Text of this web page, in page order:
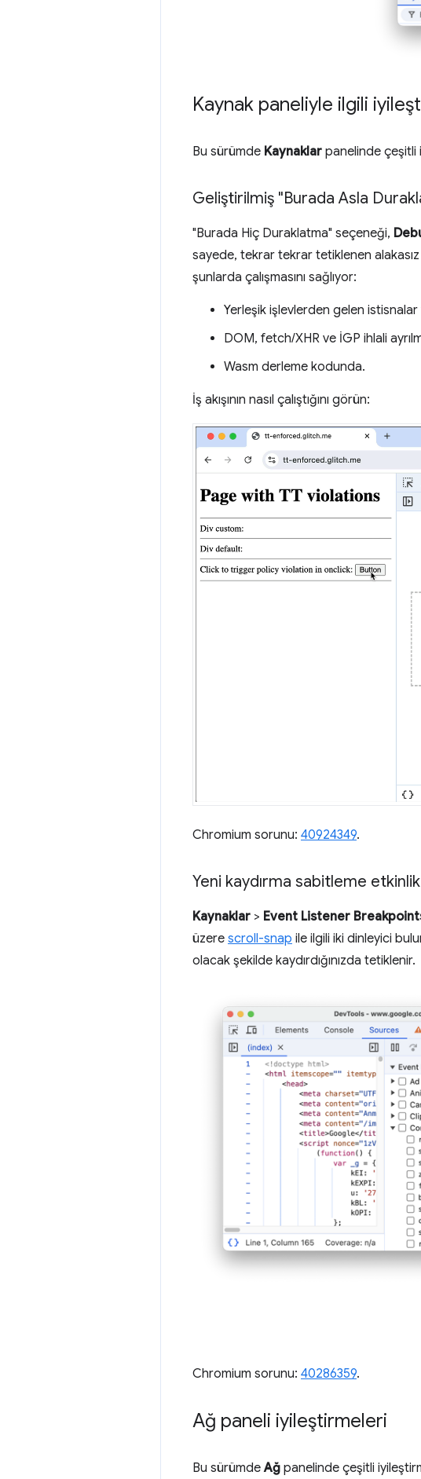
Kaynak paneliyle ilgili
Bu sürümde Kaynaklar panelinde çeşitli
Geliştirilmiş "Burada Asla
"Burada Hiç Duraklatma" seçeneği,
sayede, tekrar tekrar tetiklenen alakasız
şunlarda çalışmasını sağlıyor:
Yerleşik işlevlerden gelen
DOM, fetch/XHR ve İGP ihlali
Wasm derleme kodunda.
İş akışının nasıl çalıştığını görün:
Chromium sorunu: 40924349.
Yeni kaydırma sabitleme
Kaynaklar > Event Listener
üzere scroll-snap ile ilgili iki dinleyici
olacak şekilde kaydırdığınızda tetiklenir.
Chromium sorunu: 40286359.
Ağ paneli iyileştirmeleri
Bu sürümdeAğ panelinde çeşitli